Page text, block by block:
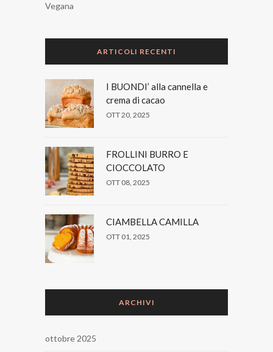
Vegana
ARTICOLI RECENTI
I BUONDI’ alla cannella e
crema di cacao
OTT 20, 2025
FROLLINI BURRO E
CIOCCOLATO
OTT 08, 2025
CIAMBELLA CAMILLA
OTT 01, 2025
ARCHIVI
ottobre 2025